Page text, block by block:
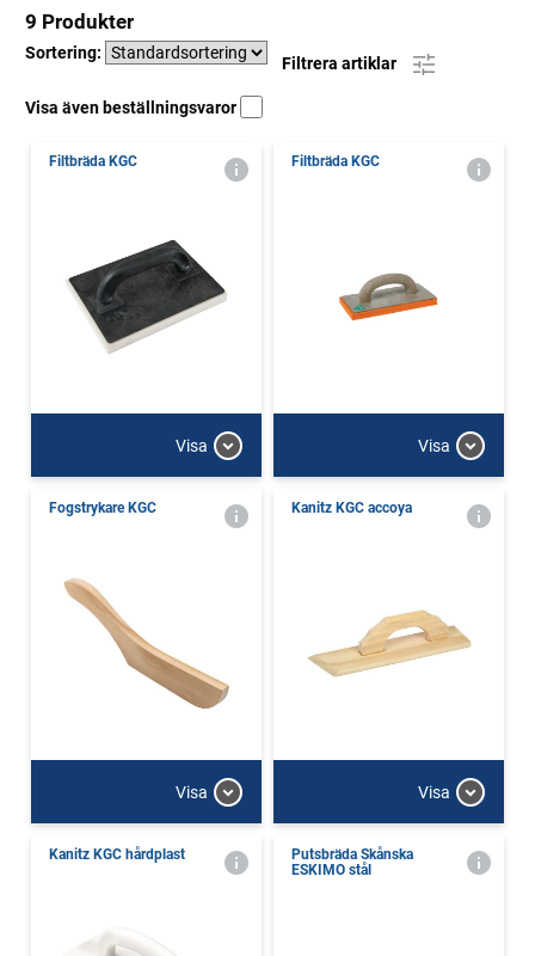
9 Produkter
Sortering:
Filtrera artiklar
Visa även beställningsvaror
Filtbräda KGC
Visa
Filtbräda KGC
Visa
Fogstrykare KGC
Visa
Kanitz KGC accoya
Visa
Kanitz KGC hårdplast
Putsbräda Skånska
ESKIMO stål